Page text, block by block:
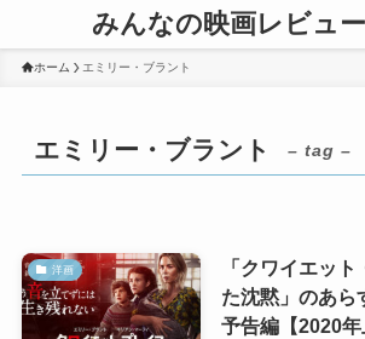
みんなの映画レビュ
ホーム エミリー・ブラント
エミリー・ブラント – tag –
洋画
「クワイエッ
た沈黙」のあら
予告編【2020年